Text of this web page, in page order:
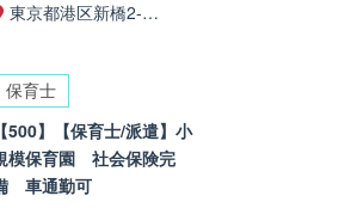
東京都港区新橋2-…
保育士
【500】【保育士/派遣】小
模保育園 社会保険完
車通勤可